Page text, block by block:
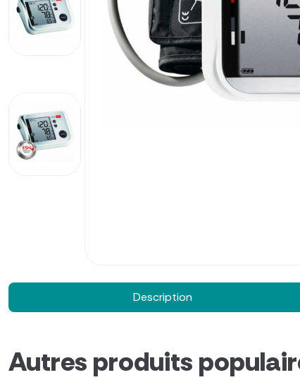
Description
Autres produits